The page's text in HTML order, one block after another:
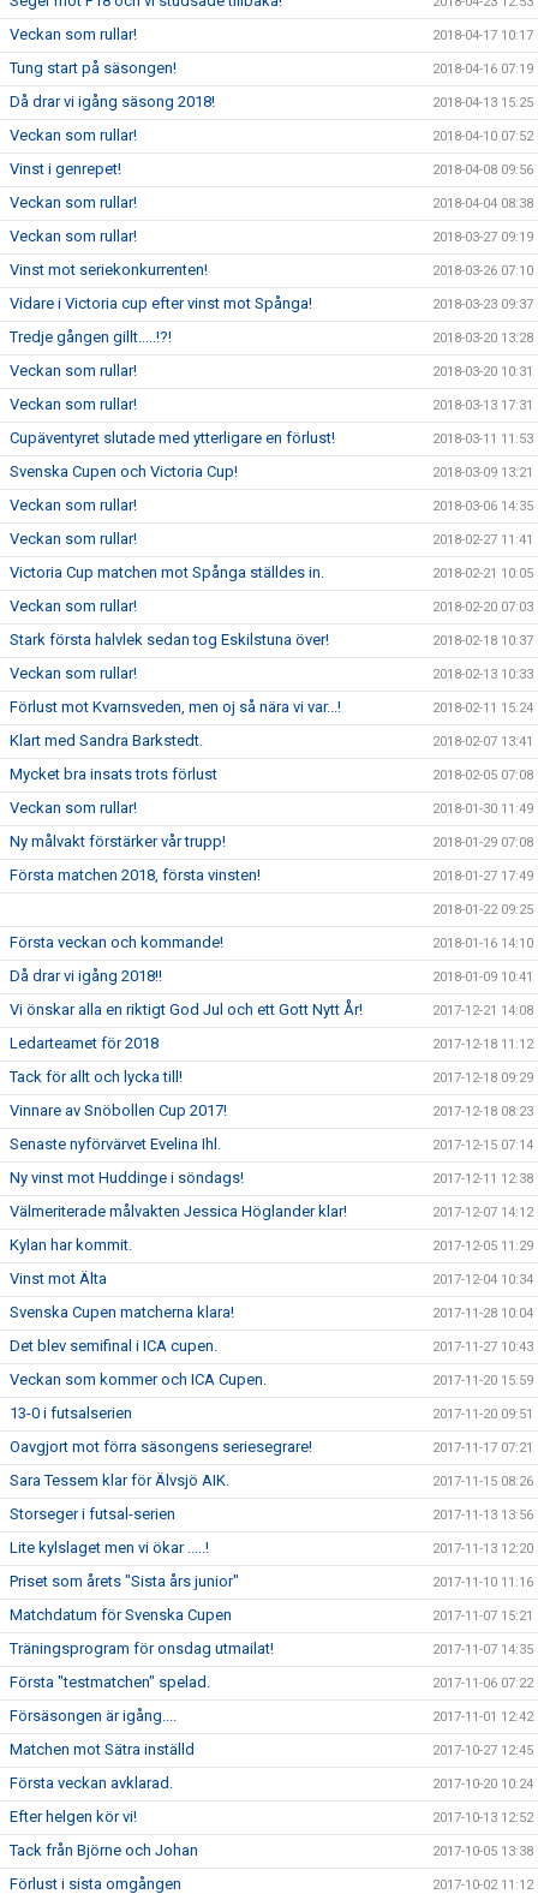
Veckan som rullar! 2018-04-17 10:17
Tung start på säsongen! 2018-04-16 07:19
Då drar vi igång säsong 2018! 2018-04-13 15:25
Veckan som rullar! 2018-04-10 07:52
Vinst i genrepet! 2018-04-08 09:56
Veckan som rullar! 2018-04-04 08:38
Veckan som rullar! 2018-03-27 09:19
Vinst mot seriekonkurrenten! 2018-03-26 07:10
Vidare i Victoria cup efter vinst mot Spånga! 2018-03-23 09:37
Tredje gången gillt.....!?! 2018-03-20 13:28
Veckan som rullar! 2018-03-20 10:31
Veckan som rullar! 2018-03-13 17:31
Cupäventyret slutade med ytterligare en förlust! 2018-03-11 11:53
Svenska Cupen och Victoria Cup! 2018-03-09 13:21
Veckan som rullar! 2018-03-06 14:35
Veckan som rullar! 2018-02-27 11:41
Victoria Cup matchen mot Spånga ställdes in. 2018-02-21 10:05
Veckan som rullar! 2018-02-20 07:03
Stark första halvlek sedan tog Eskilstuna över! 2018-02-18 10:37
Veckan som rullar! 2018-02-13 10:33
Förlust mot Kvarnsveden, men oj så nära vi var...! 2018-02-11 15:24
Klart med Sandra Barkstedt. 2018-02-07 13:41
Mycket bra insats trots förlust 2018-02-05 07:08
Veckan som rullar! 2018-01-30 11:49
Ny målvakt förstärker vår trupp! 2018-01-29 07:08
Första matchen 2018, första vinsten! 2018-01-27 17:49
2018-01-22 09:25
Första veckan och kommande! 2018-01-16 14:10
Då drar vi igång 2018!! 2018-01-09 10:41
Vi önskar alla en riktigt God Jul och ett Gott Nytt År! 2017-12-21 14:08
Ledarteamet för 2018 2017-12-18 11:12
Tack för allt och lycka till! 2017-12-18 09:29
Vinnare av Snöbollen Cup 2017! 2017-12-18 08:23
Senaste nyförvärvet Evelina Ihl. 2017-12-15 07:14
Ny vinst mot Huddinge i söndags! 2017-12-11 12:38
Välmeriterade målvakten Jessica Höglander klar! 2017-12-07 14:12
Kylan har kommit. 2017-12-05 11:29
Vinst mot Älta 2017-12-04 10:34
Svenska Cupen matcherna klara! 2017-11-28 10:04
Det blev semifinal i ICA cupen. 2017-11-27 10:43
Veckan som kommer och ICA Cupen. 2017-11-20 15:59
13-0 i futsalserien 2017-11-20 09:51
Oavgjort mot förra säsongens seriesegrare! 2017-11-17 07:21
Sara Tessem klar för Älvsjö AIK. 2017-11-15 08:26
Storseger i futsal-serien 2017-11-13 13:56
Lite kylslaget men vi ökar .....! 2017-11-13 12:20
Priset som årets "Sista års junior" 2017-11-10 11:16
Matchdatum för Svenska Cupen 2017-11-07 15:21
Träningsprogram för onsdag utmailat! 2017-11-07 14:35
Första "testmatchen" spelad. 2017-11-06 07:22
Försäsongen är igång.... 2017-11-01 12:42
Matchen mot Sätra inställd 2017-10-27 12:45
Första veckan avklarad. 2017-10-20 10:24
Efter helgen kör vi! 2017-10-13 12:52
Tack från Björne och Johan 2017-10-05 13:38
Förlust i sista omgången 2017-10-02 11:12